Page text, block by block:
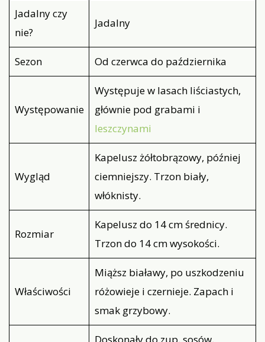
Jadalny czy
nie?
Jadalny
Sezon Od czerwca do października
Występowanie
Występuje w lasach liściastych,
głównie pod grabami i
leszczynami
Wygląd
Kapelusz żółtobrązowy, później
ciemniejszy. Trzon biały,
włóknisty.
Rozmiar
Kapelusz do 14 cm średnicy.
Trzon do 14 cm wysokości.
Właściwości
Miąższ białawy, po uszkodzeniu
różowieje i czernieje. Zapach i
smak grzybowy.
Doskonały do zup, sosów,